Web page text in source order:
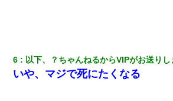
驚愕…
6 以下、？ちゃんねるからVIPがお送りし
いや、マジで死にたくなる